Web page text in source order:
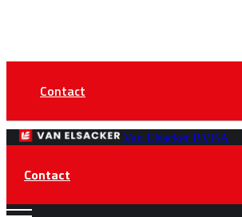
Contact
Van Elsacker BVBA
Contact